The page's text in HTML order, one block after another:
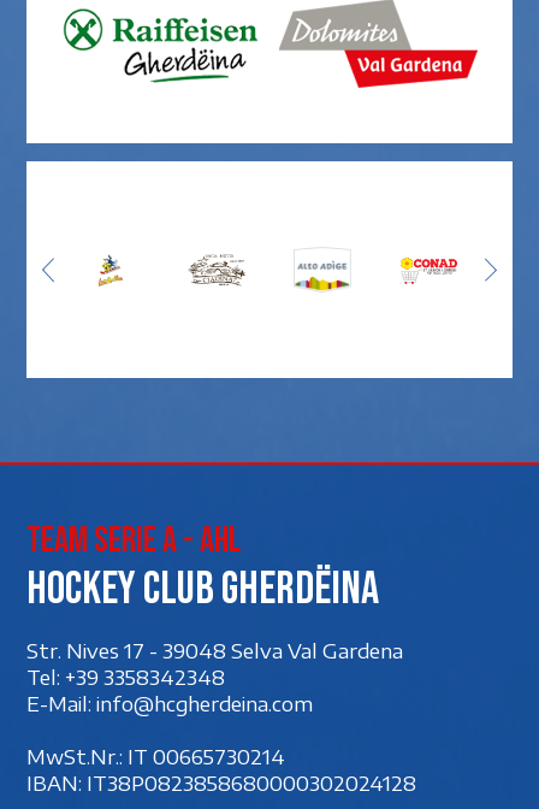
Team Serie A - AHL
Hockey club Gherdëina
Str. Nives 17 - 39048 Selva Val Gardena
Tel: +39 3358342348
E-Mail: info@hcgherdeina.com
MwSt.Nr.: IT 00‍665730214
IBAN: IT38P0823858680000302024128